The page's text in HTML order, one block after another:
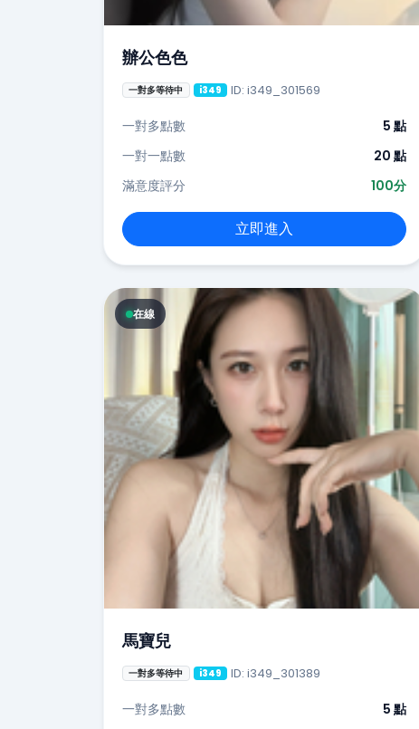
辦公色色
一對多等待中 i349 ID: i349_301569
一對多點數
5 點
一對一點數
20 點
滿意度評分
100分
立即進入
在線
馬寶兒
一對多等待中 i349 ID: i349_301389
一對多點數
5 點